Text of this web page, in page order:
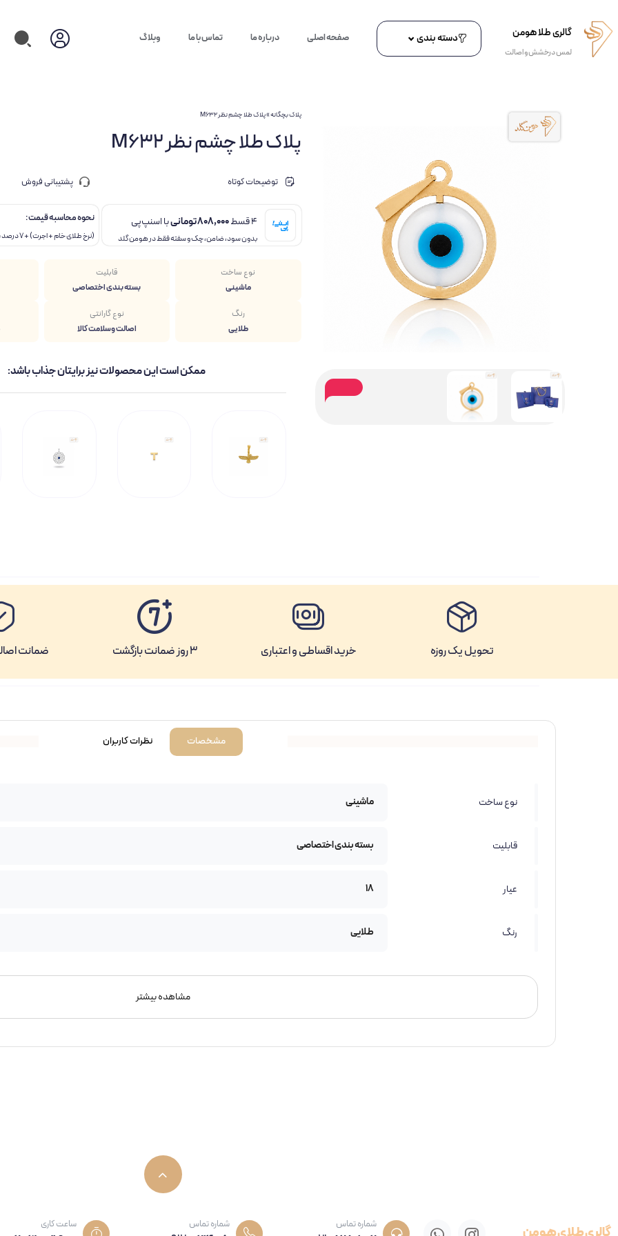
گالری طلا هومن
لمس درخشش و اصالت
دسته بندی صفحه اصلی درباره ما تماس با ما وبلاگ
پلاک بچگانه»پلاک طلا چشم نظر M632
پلاک طلا چشم نظر M632
توضیحات کوتاه پشتیبانی فروش
4 قسط 808,000تومانیبا اسنپ‌پی
بدون سود، ضامن، چک و سفته فقط در هومن گلد
نحوه محاسبه قیمت :
(نرخ طلای خام + اجرت) + 7 درصد سود + 10 درصد مالیات
نوع ساخت
ماشینی
قابلیت
بسته بندی اختصاصی
رنگ
طلایی
نوع گارانتی
اصالت وسلامت کالا
ممکن است این محصولات نیز برایتان جذاب باشد:
تحویل یک روزه خرید اقساطی و اعتباری 3 روز ضمانت بازگشت ضمانت
مشخصات نظرات کاربران
نوع ساخت ماشینی
قابلیت بسته بندی اختصاصی
عیار 18
رنگ طلایی
مشاهده بیشتر
شماره تماس شماره تماس ساعت کاری